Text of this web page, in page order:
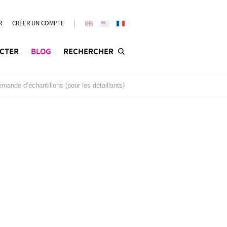
CRÉER UN COMPTE
BLOG RECHERCHER
d’échantillons (pour les détaillants)